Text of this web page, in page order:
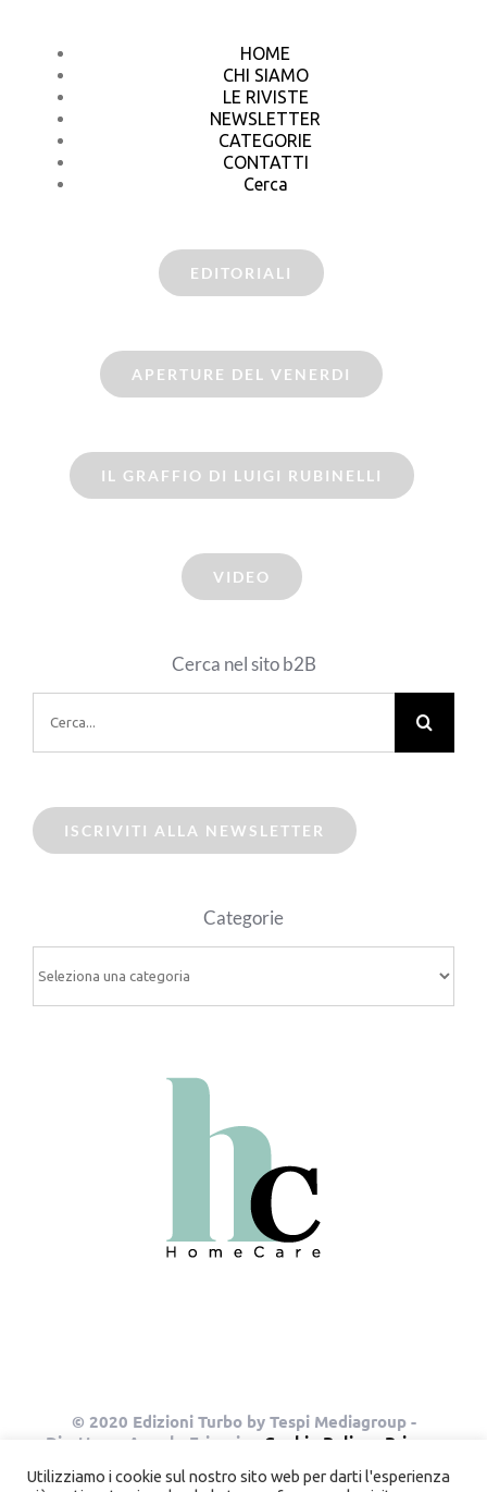
HOME
CHI SIAMO
LE RIVISTE
NEWSLETTER
CATEGORIE
CONTATTI
Cerca
EDITORIALI
APERTURE DEL VENERDI
IL GRAFFIO DI LUIGI RUBINELLI
VIDEO
Cerca nel sito b2B
per:
ISCRIVITI ALLA NEWSLETTER
Categorie
© 2020 Edizioni Turbo by Tespi Mediagroup -
Direttore: Angelo Frigerio - Cookie Policy
Privacy
Utilizziamo i cookie sul nostro sito web per darti l'esperienza